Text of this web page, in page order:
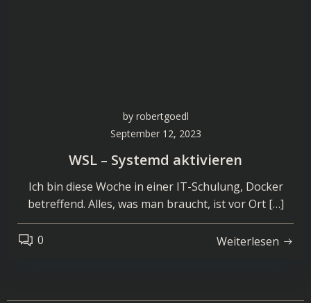
by robertgoedl
September 12, 2023
WSL – Systemd aktivieren
Ich bin diese Woche in einer IT-Schulung, Docker
betreffend. Alles, was man braucht, ist vor Ort […]
0 Weiterlesen